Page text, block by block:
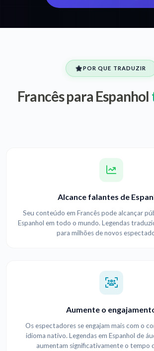
POR QUE TRADUZIR
Francês para Espanhol
Alcance falantes de
Seu conteúdo em Francês pode alcançar
Espanhol em todo o mundo. Legendas
para milhões de novos
Aumente o
Os espectadores se engajam mais com o
idioma nativo. Legendas em Espanhol de
aumentam significativamente o tempo